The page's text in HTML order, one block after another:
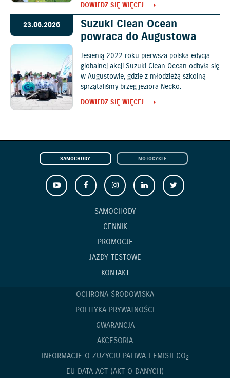
DOWIEDZ SIĘ WIĘCEJ
23.06.2026
Suzuki Clean Ocean
powraca do Augustowa
Jesienią 2022 roku pierwsza polska edycja
globalnej akcji Suzuki Clean Ocean odbyła się
w Augustowie, gdzie z młodzieżą szkolną
sprzątaliśmy brzeg jeziora Necko.
DOWIEDZ SIĘ WIĘCEJ
SAMOCHODY MOTOCYKLE
SAMOCHODY
CENNIK
PROMOCJE
JAZDY TESTOWE
KONTAKT
OCHRONA ŚRODOWISKA
POLITYKA PRYWATNOŚCI
GWARANCJA
AKCESORIA
INFORMACJE O ZUŻYCIU PALIWA I EMISJI CO2
EU DATA ACT (AKT O DANYCH)